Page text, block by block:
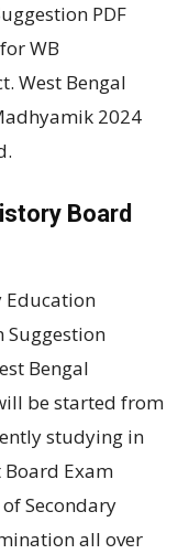
PDF
WB
West Bengal
2024
Board
Education
Suggestion
Bengal
be started from
studying in
Exam
Secondary
all over